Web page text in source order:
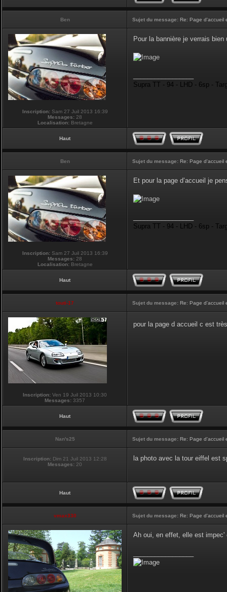
Ben Sujet du message: Re: Page d'accueil
Inscription:Sam 27 Juil 2013 16:39
Messages: 28
Localisation:Bretagne
Pour la bannière je verrais
Supra TT - 94 - LHD - 6sp -
Haut
Ben Sujet du message: Re: Page d'accueil
Inscription:Sam 27 Juil 2013 16:39
Messages: 28
Localisation:Bretagne
Et pour la page d’accueil je
Supra TT - 94 - LHD - 6sp -
Haut
touti-17 Sujet du message: Re: Page d'accueil
Inscription: Ven 19 Juil 2013 10:30
Messages: 3357
pour la page d accueil c est
Haut
Nan's25 Sujet du message: Re: Page d'accueil
Inscription: Dim 21 Juil 2013 12:28
Messages: 20
la photo avec la tour eiffel est
Haut
vmax330 Sujet du message: Re: Page d'accueil
Ah oui, en effet, elle est impec'